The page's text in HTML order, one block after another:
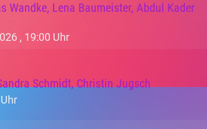
Wandke, Lena Baumeister, Abdul Kader
, 19:00 Uhr
Schmidt, Christin Jugsch